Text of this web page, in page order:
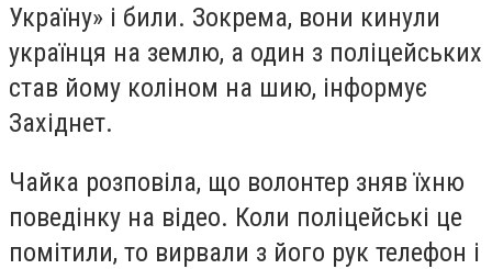
Україну» і били. Зокрема, вони кинули
українця на землю, а один з поліцейських
став йому коліном на шию, інформує
Західнет.
Чайка розповіла, що волонтер зняв їхню
поведінку на відео. Коли поліцейські це
помітили, то вирвали з його рук телефон і